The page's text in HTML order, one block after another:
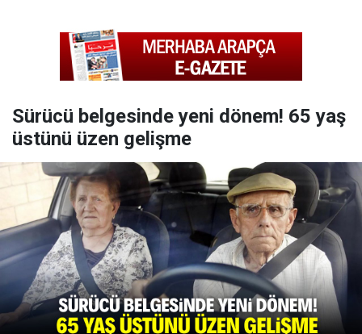
Sürücü belgesinde yeni dönem! 65 yaş
üstünü üzen gelişme